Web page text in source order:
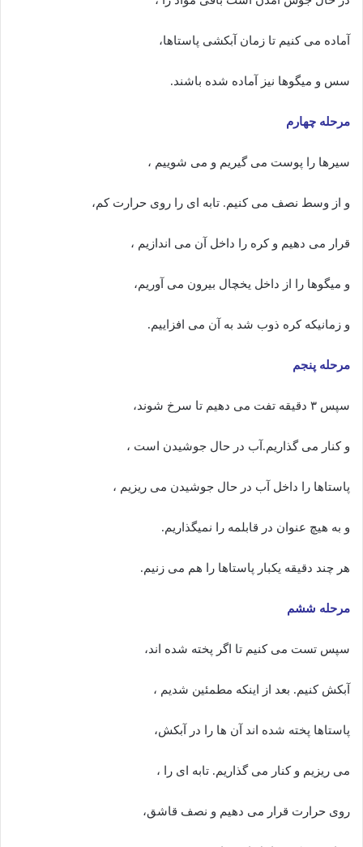
آماده می کنیم تا زمان آبکشی پاستاها،
سس و میگوها نیز آماده شده باشند.
مرحله چهارم
سیرها را پوست می گیریم و می شوییم ،
و از وسط نصف می کنیم. تابه ای را روی حرارت کم،
قرار می دهیم و کره را داخل آن می اندازیم ،
و میگوها را از داخل یخچال بیرون می آوریم،
و زمانیکه کره ذوب شد به آن می افزاییم.
مرحله پنجم
سپس ۳ دقیقه تفت می دهیم تا سرخ شوند،
و کنار می گذاریم.آب در حال جوشیدن است ،
پاستاها را داخل آب در حال جوشیدن می ریزیم ،
و به هیچ عنوان در قابلمه را نمیگذاریم.
هر چند دقیقه یکبار پاستاها را هم می زنیم.
مرحله ششم
سپس تست می کنیم تا اگر پخته شده اند،
آبکش کنیم. بعد از اینکه مطمئین شدیم ،
پاستاها پخته شده اند آن ها را در آبکش،
می ریزیم و کنار می گذاریم. تابه ای را ،
روی حرارت قرار می دهیم و نصف قاشق،